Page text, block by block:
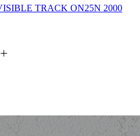
TRACK ON25N 2000